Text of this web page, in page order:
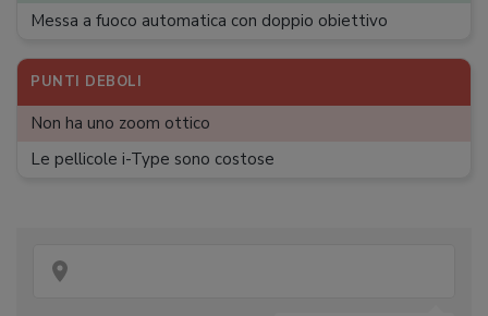
Messa a fuoco automatica con doppio obiettivo
PUNTI DEBOLI
Non ha uno zoom ottico
Le pellicole i-Type sono costose